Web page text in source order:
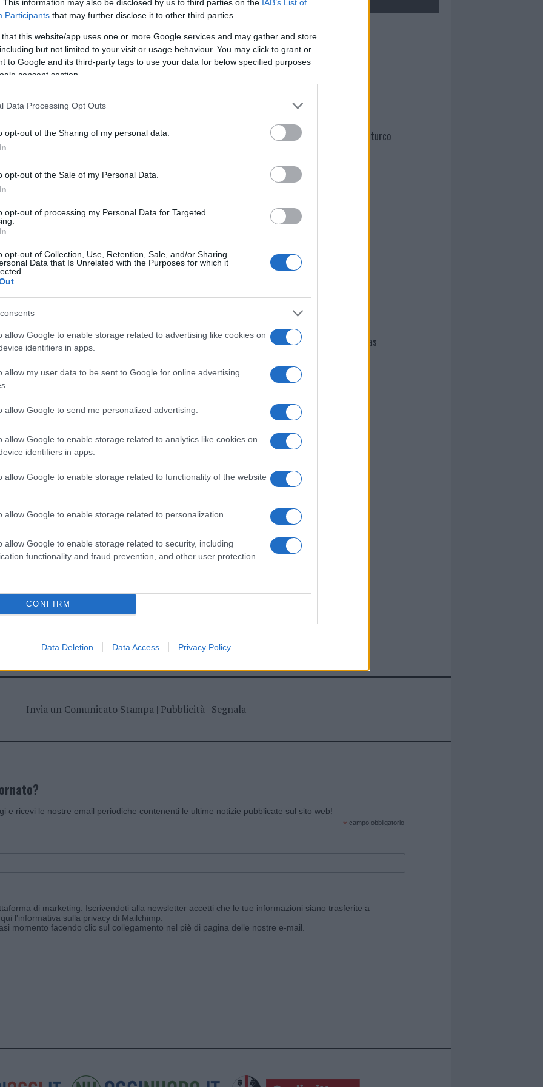
This information may also be disclosed by us to third parties on the IAB’s List of
Participants that may further disclose it to other third parties.
that this website/app uses one or more Google services and may gather and store
but not limited to your visit or usage behaviour. You may click to grant or
to Google and its third-party tags to use your data for below specified purposes
consent section.
Data Processing Opt Outs
opt-out of the Sharing of my personal data.
opt-out of the Sale of my Personal Data.
opt-out of processing my Personal Data for Targeted
opt-out of Collection, Use, Retention, Sale, and/or Sharing
Data that Is Unrelated with the Purposes for which it
allow Google to enable storage related to advertising like cookies on
identifiers in apps.
allow my user data to be sent to Google for online advertising
allow Google to send me personalized advertising.
allow Google to enable storage related to analytics like cookies on
identifiers in apps.
allow Google to enable storage related to functionality of the website
allow Google to enable storage related to personalization.
allow Google to enable storage related to security, including
functionality and fraud prevention, and other user protection.
CONFIRM
Data Deletion Data Access Privacy Policy
turisti
l’imbrattamento, ha commentato auspicando
sicurezza e le disposizioni introdotte dalla
una risposta significativa a chi
nella sezioneLogindal menù del sito o
Bianca
di GalluraOggi.it
i tuoi video e le tue foto
+39 345 356 7512
news daGoogle News
Mario Malu
Paolo Pinna
Martina Agostina Diturco
Giovannimaria Cabras
Invia un Comunicato Stampa| Pubblicità| Segnala
e ricevi le nostre email periodiche contenenti le ultime notizie pubblicate sul sito web!
* campo obbligatorio
di marketing. Iscrivendoti alla newsletter accetti che le tue informazioni siano trasferite a
l'informativa sulla privacy di Mailchimp
momento facendo clic sul collegamento nel piè di pagina delle nostre e-mail.